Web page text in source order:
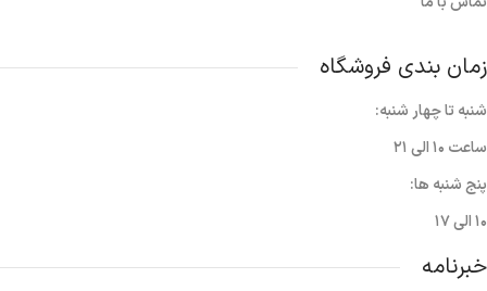
زمان بندی فروشگاه
شنبه تا چهار شنبه:
ساعت ۱۰ الی ۲۱
پنج شنبه ها:
۱۰ الی ۱۷
خبرنامه